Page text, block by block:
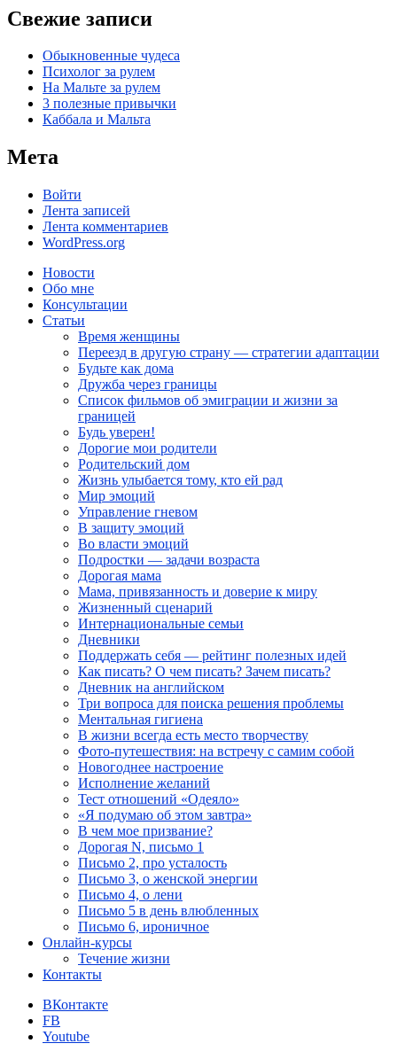
Свежие записи
Обыкновенные чудеса
Психолог за рулем
На Мальте за рулем
3 полезные привычки
Каббала и Мальта
Мета
Войти
Лента записей
Лента комментариев
WordPress.org
Новости
Обо мне
Консультации
Статьи
Время женщины
Переезд в другую страну — стратегии адаптации
Будьте как дома
Дружба через границы
Список фильмов об эмиграции и жизни за
границей
Будь уверен!
Дорогие мои родители
Родительский дом
Жизнь улыбается тому, кто ей рад
Мир эмоций
Управление гневом
В защиту эмоций
Во власти эмоций
Подростки — задачи возраста
Дорогая мама
Мама, привязанность и доверие к миру
Жизненный сценарий
Интернациональные семьи
Дневники
Поддержать себя — рейтинг полезных идей
Как писать? О чем писать? Зачем писать?
Дневник на английском
Три вопроса для поиска решения проблемы
Ментальная гигиена
В жизни всегда есть место творчеству
Фото-путешествия: на встречу с самим собой
Новогоднее настроение
Исполнение желаний
Тест отношений «Одеяло»
«Я подумаю об этом завтра»
В чем мое призвание?
Дорогая N, письмо 1
Письмо 2, про усталость
Письмо 3, о женской энергии
Письмо 4, о лени
Письмо 5 в день влюбленных
Письмо 6, ироничное
Онлайн-курсы
Течение жизни
Контакты
ВКонтакте
FB
Youtube